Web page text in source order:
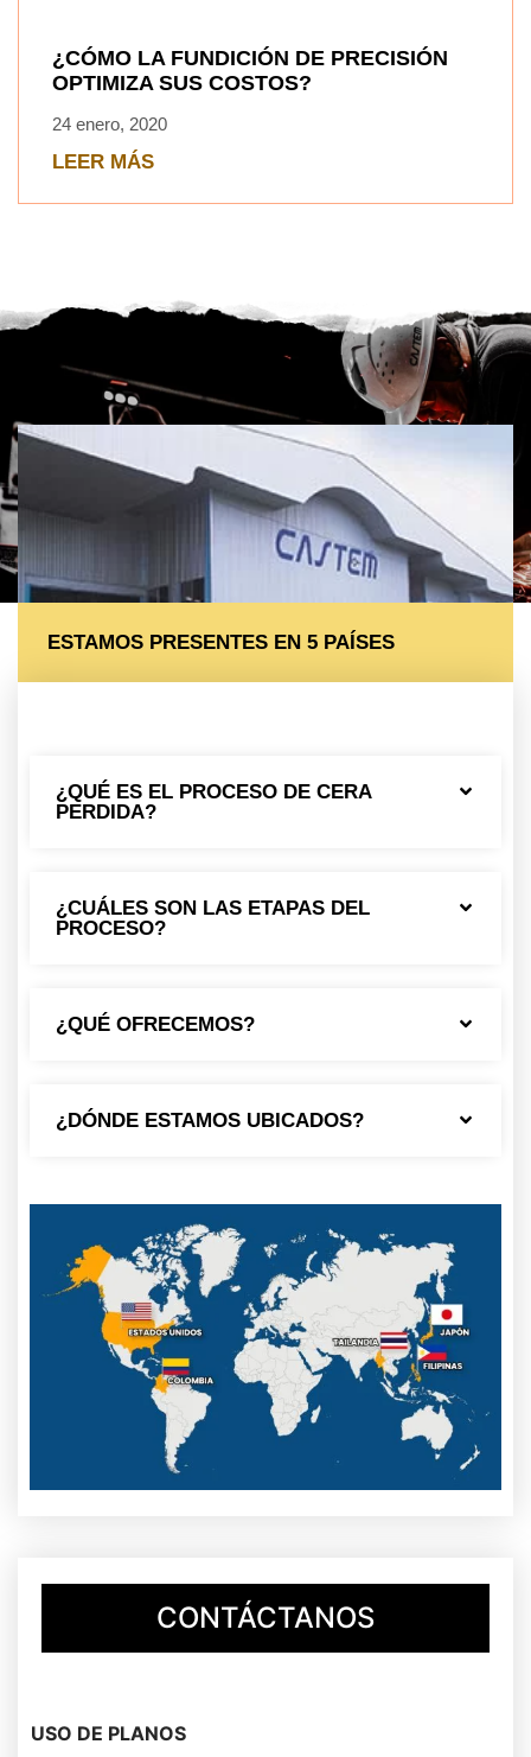
¿CÓMO LA FUNDICIÓN DE PRECISIÓN
OPTIMIZA SUS COSTOS?
24 enero, 2020
LEER MÁS
ESTAMOS PRESENTES EN 5 PAÍSES
¿QUÉ ES EL PROCESO DE CERA
PERDIDA?
¿CUÁLES SON LAS ETAPAS DEL
PROCESO?
¿QUÉ OFRECEMOS?
¿DÓNDE ESTAMOS UBICADOS?
CONTÁCTANOS
USO DE PLANOS